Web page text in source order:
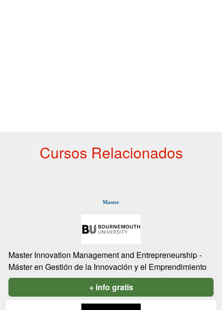
Cursos Relacionados
Master
Master Innovation Management and Entrepreneurship -
Máster en Gestión de la Innovación y el Emprendimiento
+ info gratis